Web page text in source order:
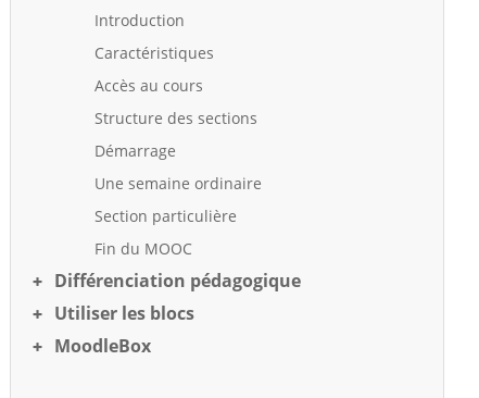
Introduction
Caractéristiques
Accès au cours
Structure des sections
Démarrage
Une semaine ordinaire
Section particulière
Fin du MOOC
Différenciation pédagogique
Utiliser les blocs
MoodleBox